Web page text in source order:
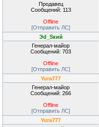
Продавец
Сообщений: 113
Offline
[Отправить ЛС]
Эd_Sкий
Генерал-майор
Сообщений: 703
Offline
[Отправить ЛС]
Yura777
Генерал-майор
Сообщений: 266
Offline
[Отправить ЛС]
Yura777